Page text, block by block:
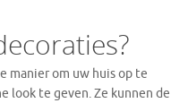
manier om uw huis op te
look te geven. Ze kunnen de